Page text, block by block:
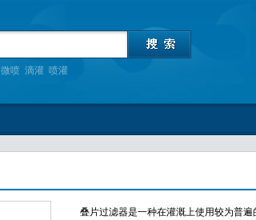
微喷 滴灌 喷灌
叠片过滤器是一种在灌溉上使用较为普